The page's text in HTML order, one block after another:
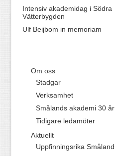
Intensiv akademidag i Södra
Vätterbygden
Ulf Beijbom in memoriam
Om oss
Stadgar
Verksamhet
Smålands akademi 30 år
Tidigare ledamöter
Aktuellt
Uppfinningsrika Småland